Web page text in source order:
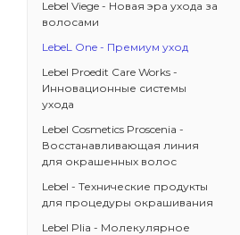
Lebel Viege - Новая эра ухода за
волосами
LebeL One - Премиум уход
Lebel Proedit Care Works -
Инновационные системы
ухода
Lebel Cosmetics Proscenia -
Восстанавливающая линия
для окрашенных волос
Lebel - Технические продукты
для процедуры окрашивания
Lebel Plia - Молекулярное